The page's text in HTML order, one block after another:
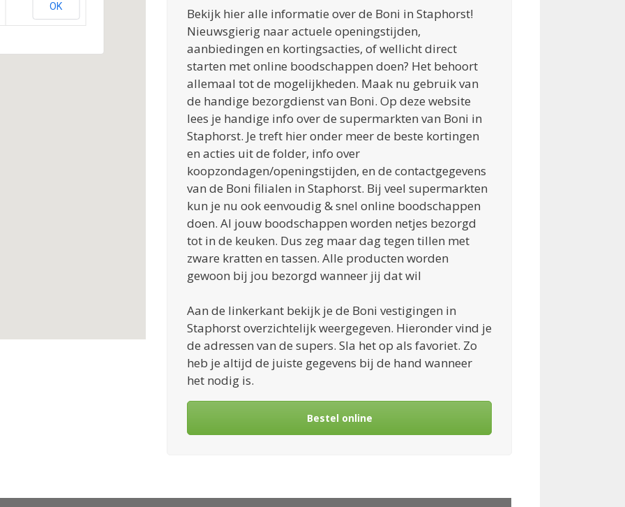
OK
Bekijk hier alle informatie over de Boni in Staphorst!
Nieuwsgierig naar actuele openingstijden,
aanbiedingen en kortingsacties, of wellicht direct
starten met online boodschappen doen? Het behoort
allemaal tot de mogelijkheden. Maak nu gebruik van
de handige bezorgdienst van Boni. Op deze website
lees je handige info over de supermarkten van Boni in
Staphorst. Je treft hier onder meer de beste kortingen
en acties uit de folder, info over
koopzondagen/openingstijden, en de contactgegevens
van de Boni filialen in Staphorst. Bij veel supermarkten
kun je nu ook eenvoudig & snel online boodschappen
doen. Al jouw boodschappen worden netjes bezorgd
tot in de keuken. Dus zeg maar dag tegen tillen met
zware kratten en tassen. Alle producten worden
gewoon bij jou bezorgd wanneer jij dat wil
Aan de linkerkant bekijk je de Boni vestigingen in
Staphorst overzichtelijk weergegeven. Hieronder vind je
de adressen van de supers. Sla het op als favoriet. Zo
heb je altijd de juiste gegevens bij de hand wanneer
het nodig is.
Bestel online